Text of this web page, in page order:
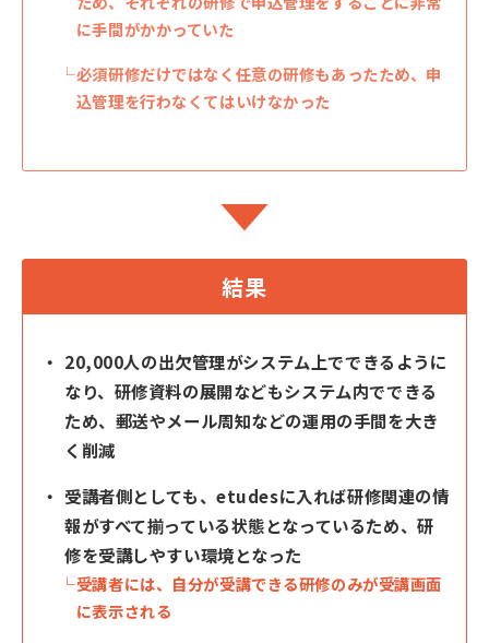
に手間がかかっていた
必須研修だけではなく任意の研修もあったため、申
込管理を行わなくてはいけなかった
結果
20,000人の出欠管理がシステム上でできるように
なり、研修資料の展開などもシステム内でできる
ため、郵送やメール周知などの運用の手間を大き
く削減
受講者側としても、etudesに入れば研修関連の情
報がすべて揃っている状態となっているため、研
修を受講しやすい環境となった
受講者には、自分が受講できる研修のみが受講画面
に表示される